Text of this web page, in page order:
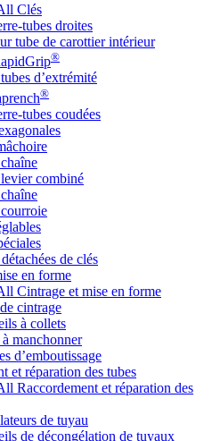
Clés
tubes droites
tube de carottier intérieur
®
d’extrémité
®
tubes coudées
combiné
de clés
en forme
Cintrage et mise en forme
cintrage
à collets
manchonner
d’emboutissage
et réparation des tubes
Raccordement et réparation des
de tuyau
de décongélation de tuyaux